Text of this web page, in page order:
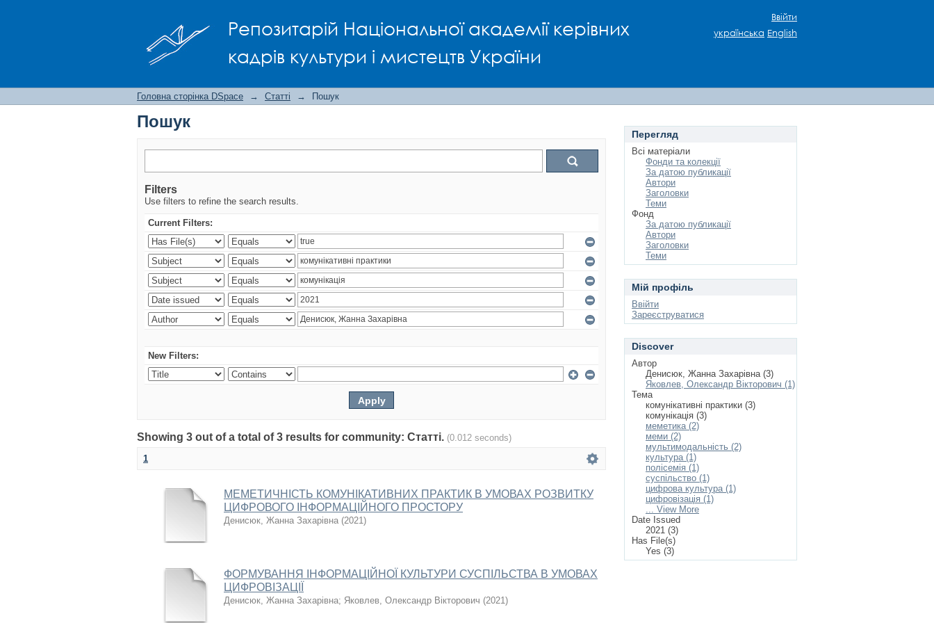
Репозитарій Національної академії керівних
кадрів культури і мистецтв України
Ввійти
українська English
Головна сторінка DSpace → Статті → Пошук
Пошук
Filters
Use filters to refine the search results.
Current Filters:
New Filters:
Showing 3 out of a total of 3 results for community: Статті. (0.012 seconds)
1
МЕМЕТИЧНІСТЬ КОМУНІКАТИВНИХ ПРАКТИК В УМОВАХ РОЗВИТКУ
ЦИФРОВОГО ІНФОРМАЦІЙНОГО ПРОСТОРУ
Денисюк, Жанна Захарівна (2021)
ФОРМУВАННЯ ІНФОРМАЦІЙНОЇ КУЛЬТУРИ СУСПІЛЬСТВА В УМОВАХ
ЦИФРОВІЗАЦІЇ
Денисюк, Жанна Захарівна; Яковлев, Олександр Вікторович (2021)
Перегляд
Всі матеріали
Фонди та колекції
За датою публикації
Автори
Заголовки
Теми
Фонд
За датою публикації
Автори
Заголовки
Теми
Мій профіль
Ввійти
Зареєструватися
Discover
Автор
Денисюк, Жанна Захарівна (3)
Яковлев, Олександр Вікторович (1)
Тема
комунікативні практики (3)
комунікація (3)
меметика (2)
меми (2)
мультимодальність (2)
культура (1)
полісемія (1)
суспільство (1)
цифрова культура (1)
цифровізація (1)
... View More
Date Issued
2021 (3)
Has File(s)
Yes (3)